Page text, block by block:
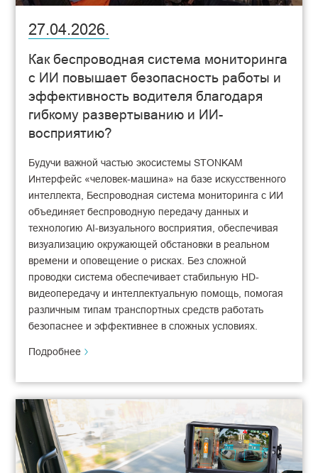
27.04.2026.
Как беспроводная система мониторинга
с ИИ повышает безопасность работы и
эффективность водителя благодаря
гибкому развертыванию и ИИ-
восприятию?
Будучи важной частью экосистемы STONKAM
Интерфейс «человек-машина» на базе искусственного
интеллекта, Беспроводная система мониторинга с ИИ
объединяет беспроводную передачу данных и
технологию AI-визуального восприятия, обеспечивая
визуализацию окружающей обстановки в реальном
времени и оповещение о рисках. Без сложной
проводки система обеспечивает стабильную HD-
видеопередачу и интеллектуальную помощь, помогая
различным типам транспортных средств работать
безопаснее и эффективнее в сложных условиях.
Подробнее